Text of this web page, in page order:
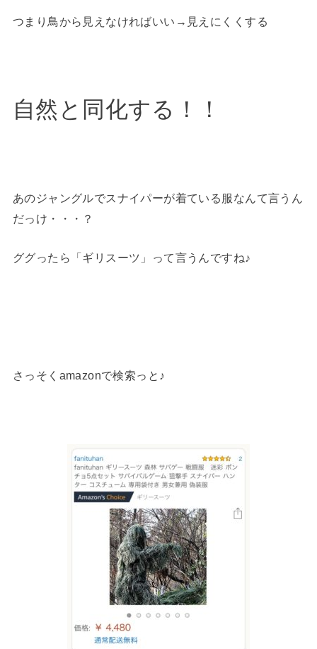
つまり鳥から見えなければいい→見えにくくする
自然と同化する！！
あのジャングルでスナイパーが着ている服なんて言うん
だっけ・・・？
ググったら「ギリスーツ」って言うんですね♪
さっそくamazonで検索っと♪